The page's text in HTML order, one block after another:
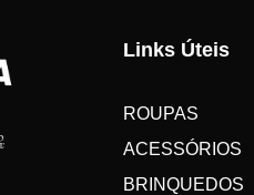
Links Úteis
ROUPAS
ACESSÓRIOS
BRINQUEDOS